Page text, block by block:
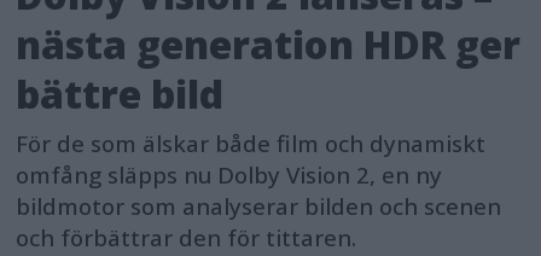
nästa generation HDR ger
bättre bild
För de som älskar både film och dynamiskt
omfång släpps nu Dolby Vision 2, en ny
bildmotor som analyserar bilden och scenen
och förbättrar den för tittaren.